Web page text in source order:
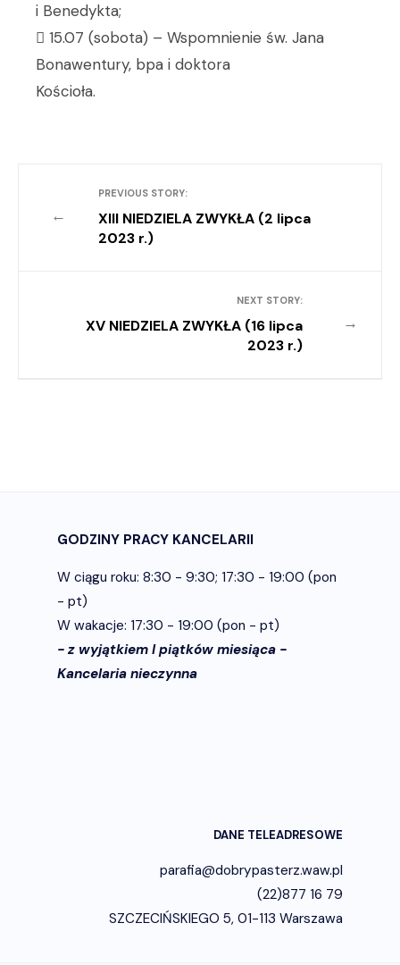
i Benedykta;
 15.07 (sobota) – Wspomnienie św. Jana
Bonawentury, bpa i doktora
Kościoła.
←
PREVIOUS STORY:
XIII NIEDZIELA ZWYKŁA (2 lipca
2023 r.)
→
NEXT STORY:
XV NIEDZIELA ZWYKŁA (16 lipca
2023 r.)
GODZINY PRACY KANCELARII
W ciągu roku: 8:30 - 9:30; 17:30 - 19:00 (pon
- pt)
W wakacje: 17:30 - 19:00 (pon - pt)
- z wyjątkiem I piątków miesiąca -
Kancelaria nieczynna
DANE TELEADRESOWE
parafia@dobrypasterz.waw.pl
(22)877 16 79
SZCZECIŃSKIEGO 5, 01-113 Warszawa